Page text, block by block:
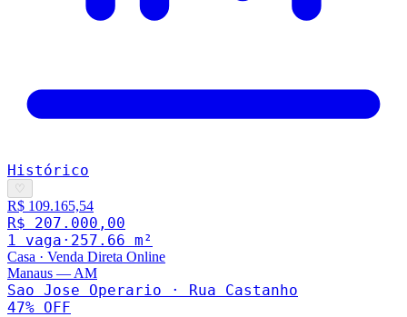
Histórico
♡
R$ 109.165,54
R$ 207.000,00
1 vaga · 257.66 m²
Casa · Venda Direta Online
Manaus — AM
Sao Jose Operario · Rua Castanho
47% OFF